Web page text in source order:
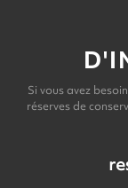
Si vous avez
réserves de